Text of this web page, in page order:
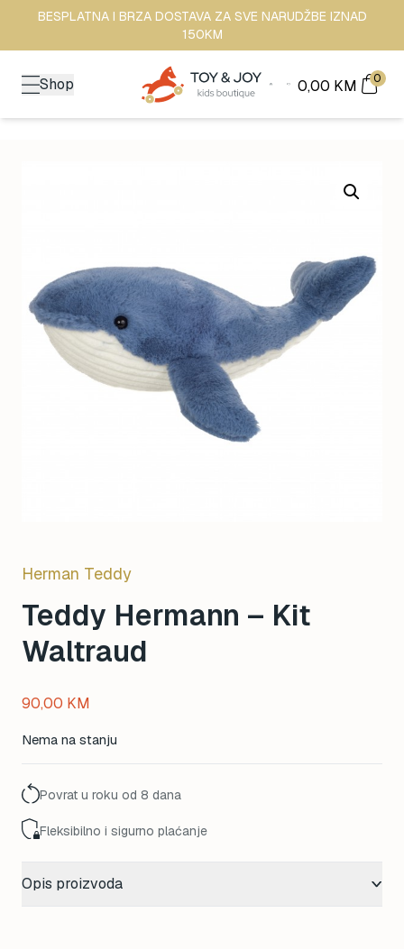
BESPLATNA I BRZA DOSTAVA ZA SVE NARUDŽBE IZNAD
150KM
Shop 0,00 KM 0
Herman Teddy
Teddy Hermann – Kit
Waltraud
90,00 KM
Nema na stanju
Povrat u roku od 8 dana
Fleksibilno i sigurno plaćanje
Opis proizvoda